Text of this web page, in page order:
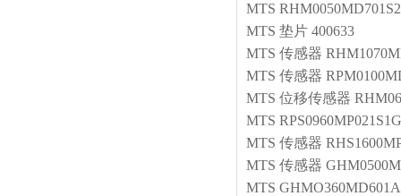
MTS
MTS 垫片 400633
MTS 传感器
MTS 传感器
MTS 位移传感器
MTS
MTS 传感器
MTS 传感器
MTS